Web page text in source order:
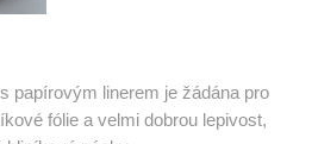
papírovým linerem je žádána pro
fólie a velmi dobrou lepivost,